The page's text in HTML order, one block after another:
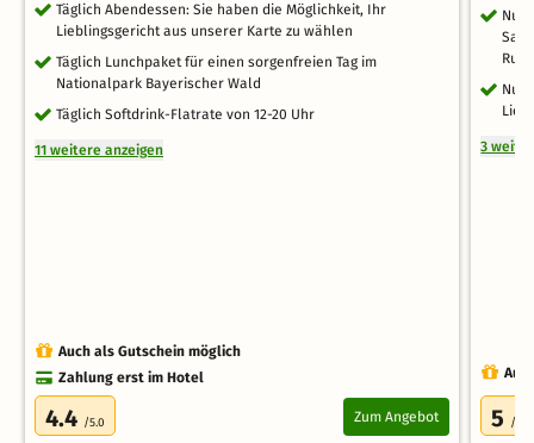
Täglich Abendessen: Sie haben die Möglichkeit, Ihr
Lieblingsgericht aus unserer Karte zu wählen
Täglich Lunchpaket für einen sorgenfreien Tag im
Nationalpark Bayerischer Wald
Täglich Softdrink-Flatrate von 12-20 Uhr
11 weitere anzeigen
Auch als Gutschein möglich
Zahlung erst im Hotel
4.4 /5.0 Zum Angebot
3
5 /5.0